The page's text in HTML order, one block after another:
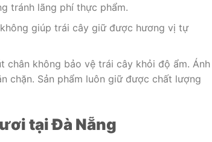
tránh lãng phí thực phẩm.
giúp trái cây giữ được hương vị tự
chân không bảo vệ trái cây khỏi độ ẩm. Ánh
chặn. Sản phẩm luôn giữ được chất lượng
tại Đà Nẵng